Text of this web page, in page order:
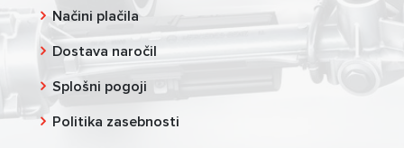
Načini plačila
Dostava naročil
Splošni pogoji
Politika zasebnosti